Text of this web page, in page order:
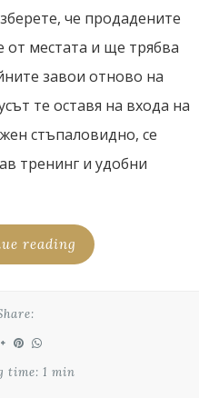
че продадените
от местата и ще трябва
завои отново на
те оставя на входа на
стъпаловидно, се
тренинг и удобни
reading
time: 1 min